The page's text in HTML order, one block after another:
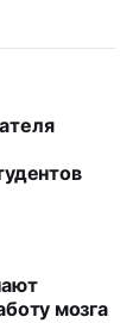
мозга